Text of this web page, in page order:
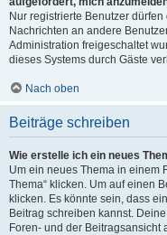
Nur registrierte Benutzer
Nachrichten an andere
Administration freigeschaltet
dieses Systems durch Gäste
Nach oben
Beiträge schreiben
Wie erstelle ich ein neues
Um ein neues Thema in einem
Thema“ klicken. Um auf einen
klicken. Es könnte sein, dass
Beitrag schreiben kannst.
Foren- und der Beitragsansicht